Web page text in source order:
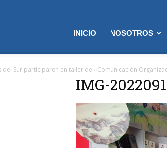
INICIO NOSOTROS
Sur participaron en taller de «Comunicación
IMG-